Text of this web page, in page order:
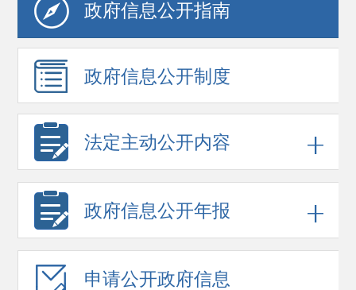
政府信息公开指南
政府信息公开制度
法定主动公开内容
政府信息公开年报
申请公开政府信息